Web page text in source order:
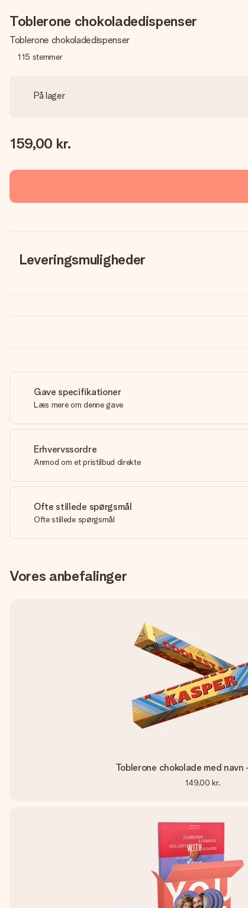
Toblerone chokoladedispenser
Toblerone chokoladedispenser
115 stemmer
På lager
159,00 kr.
Leveringsmuligheder
Gave specifikationer
Læs mere om denne gave
Erhvervssordre
Anmod om et pristilbud direkte
Ofte stillede spørgsmål
Ofte stillede spørgsmål
Vores anbefalinger
Toblerone chokolade med navn
149,00 kr.